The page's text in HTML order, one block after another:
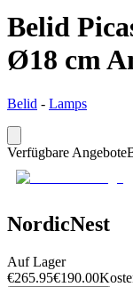
Belid
Ø18 cm
Belid - Lamps
Verfügbare Angebote
NordicNest
Auf Lager
€265.95€190.00